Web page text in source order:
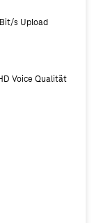
s Upload
Voice Qualität